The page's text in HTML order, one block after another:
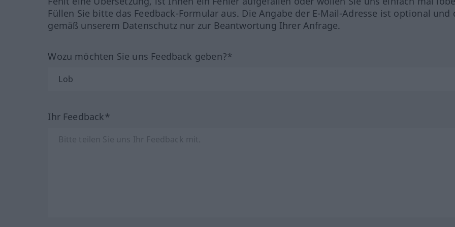
Füllen Sie bitte das Feedback-Formular aus. Die Angabe der E-Mail-Adresse ist optional und
gemäß unserem Datenschutz nur zur Beantwortung Ihrer Anfrage.
Wozu möchten Sie uns Feedback geben?*
Ihr Feedback*